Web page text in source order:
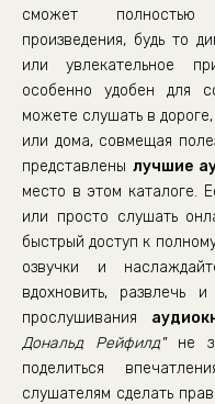
0030
0031
0032
0034
0035
0037
0039
0040
сможет полностью
произведения, будь то
или увлекательное
особенно удобен для
можете слушать в
или дома, совмещая
представлены лучшие
место в этом каталоге.
или просто слушать
быстрый доступ к
озвучки и
вдохновить, развлечь
прослушивания
Дональд Рейфилд"не
поделиться
слушателям сделать